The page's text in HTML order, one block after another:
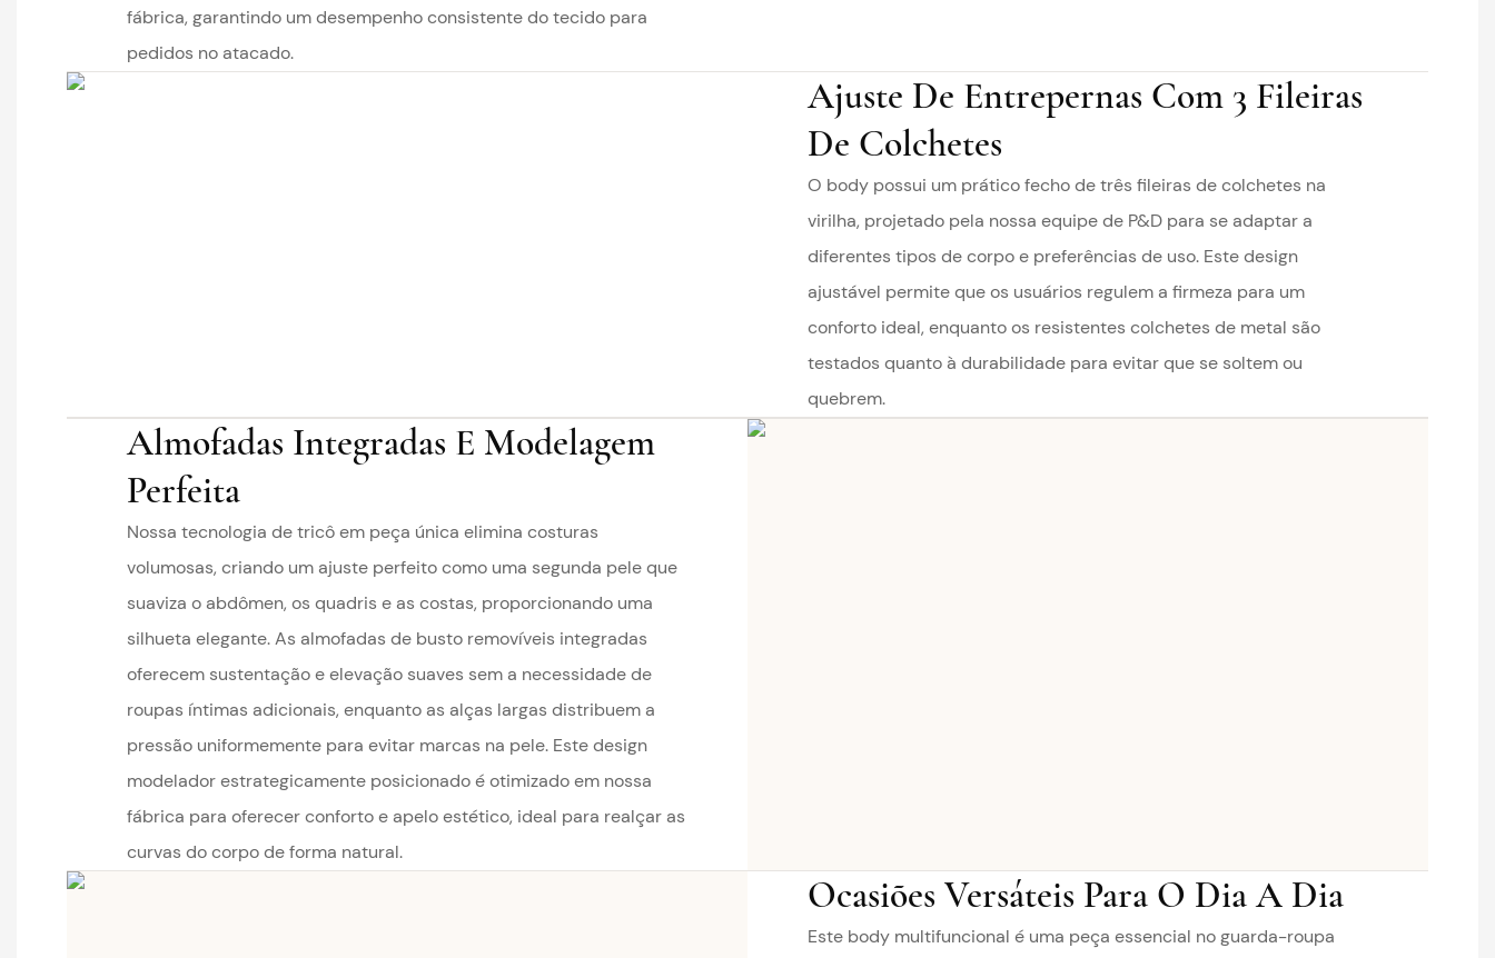
fábrica, garantindo um desempenho consistente do tecido para
pedidos no atacado.
Ajuste De Entrepernas Com 3 Fileiras
De Colchetes
O body possui um prático fecho de três fileiras de colchetes na
virilha, projetado pela nossa equipe de P&D para se adaptar a
diferentes tipos de corpo e preferências de uso. Este design
ajustável permite que os usuários regulem a firmeza para um
conforto ideal, enquanto os resistentes colchetes de metal são
testados quanto à durabilidade para evitar que se soltem ou
quebrem.
Almofadas Integradas E Modelagem
Perfeita
Nossa tecnologia de tricô em peça única elimina costuras
volumosas, criando um ajuste perfeito como uma segunda pele que
suaviza o abdômen, os quadris e as costas, proporcionando uma
silhueta elegante. As almofadas de busto removíveis integradas
oferecem sustentação e elevação suaves sem a necessidade de
roupas íntimas adicionais, enquanto as alças largas distribuem a
pressão uniformemente para evitar marcas na pele. Este design
modelador estrategicamente posicionado é otimizado em nossa
fábrica para oferecer conforto e apelo estético, ideal para realçar as
curvas do corpo de forma natural.
Ocasiões Versáteis Para O Dia A Dia
Este body multifuncional é uma peça essencial no guarda-roupa